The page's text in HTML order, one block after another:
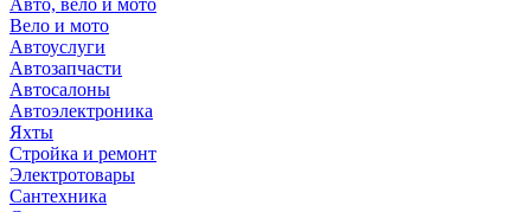
Вело и мото
Автоуслуги
Автозапчасти
Автосалоны
Автоэлектроника
Яхты
Стройка и ремонт
Электротовары
Сантехника